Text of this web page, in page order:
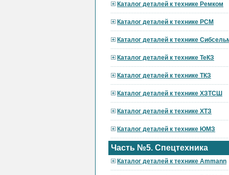
Каталог деталей к технике Ремком
Каталог деталей к технике РСМ
Каталог деталей к технике
Каталог деталей к технике ТеКЗ
Каталог деталей к технике ТКЗ
Каталог деталей к технике ХЗТСШ
Каталог деталей к технике ХТЗ
Каталог деталей к технике ЮМЗ
Часть №5. Спецтехника
Каталог деталей к технике Ammann